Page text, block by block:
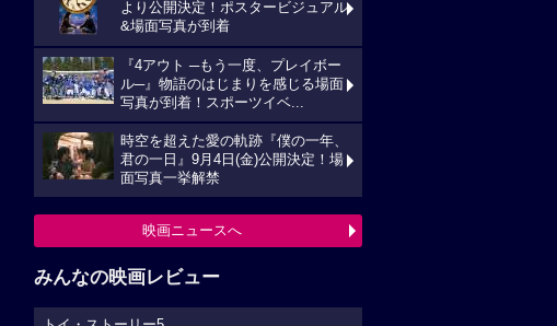
より公開決定！ポスタービジュアル
&場面写真が到着
『4アウト ─もう一度、プレイボー
ル─』物語のはじまりを感じる場面
写真が到着！スポーツイベ...
時空を超えた愛の軌跡『僕の一年、
君の一日』9月4日(金)公開決定！場
面写真一挙解禁
映画ニュースへ
みんなの映画レビュー